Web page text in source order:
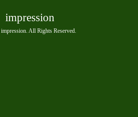
impression
impression. All Rights Reserved.